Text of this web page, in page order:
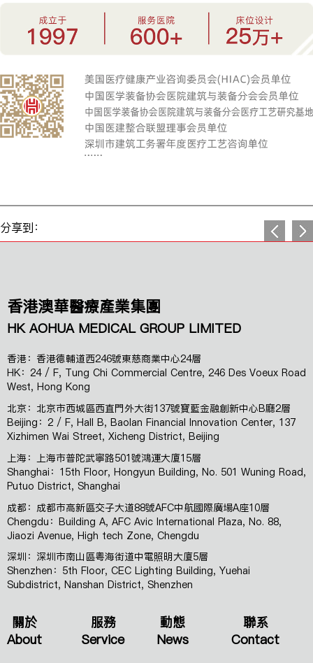
分享到：
香港澳華醫療產業集團
HK AOHUA MEDICAL GROUP LIMITED
香港：香港德輔道西246號東慈商業中心24層
HK：24 / F, Tung Chi Commercial Centre, 246 Des Voeux Road
West, Hong Kong
北京：北京市西城區西直門外大街137號寶藍金融創新中心B廳2層
Beijing：2 / F, Hall B, Baolan Financial Innovation Center, 137
Xizhimen Wai Street, Xicheng District, Beijing
上海：上海市普陀武寧路501號鴻運大廈15層
Shanghai：15th Floor, Hongyun Building, No. 501 Wuning Road,
Putuo District, Shanghai
成都：成都市高新區交子大道88號AFC中航國際廣場A座10層
Chengdu：Building A, AFC Avic International Plaza, No. 88,
Jiaozi Avenue, High tech Zone, Chengdu
深圳：深圳市南山區粵海街道中電照明大廈5層
Shenzhen：5th Floor, CEC Lighting Building, Yuehai
Subdistrict, Nanshan District, Shenzhen
關於
About
服務
Service
動態
News
聯系
Contact